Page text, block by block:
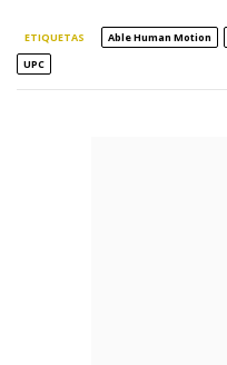
ETIQUETAS Able Human Motion
UPC